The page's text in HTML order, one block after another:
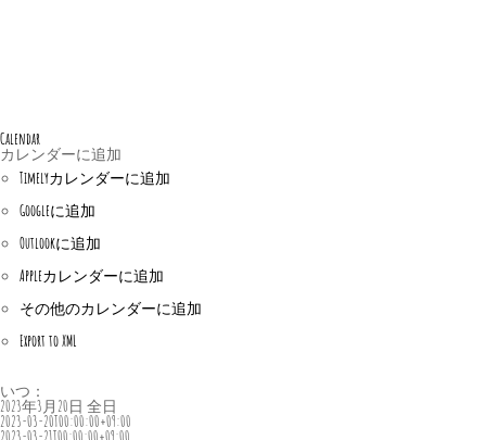
Calendar
カレンダーに追加
Timelyカレンダーに追加
Googleに追加
Outlookに追加
Appleカレンダーに追加
その他のカレンダーに追加
Export to XML
いつ：
2023年3月20日 全日
2023-03-20T00:00:00+09:00
2023-03-21T00:00:00+09:00